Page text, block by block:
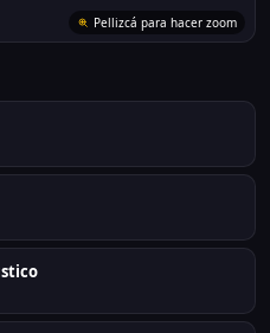
Pellizcá para hacer zoom